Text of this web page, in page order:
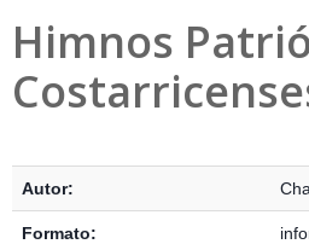
Himnos
Autor:
Formato: